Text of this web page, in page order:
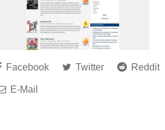
Facebook Twitter Reddit
E-Mail